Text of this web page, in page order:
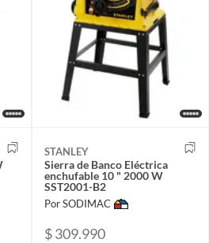
STANLEY
Sierra de Banco Eléctrica
enchufable 10 " 2000 W
SST2001-B2
Por SODIMAC
$ 309.990